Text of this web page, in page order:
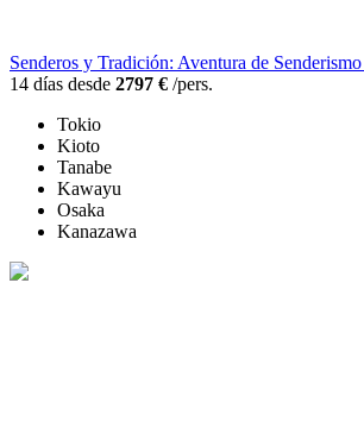
Senderos y Tradición: Aventura de Senderismo
14 días desde 2797 € /pers.
Tokio
Kioto
Tanabe
Kawayu
Osaka
Kanazawa